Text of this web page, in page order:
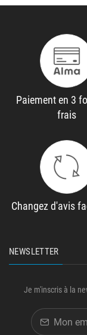
Paiement en 3
frais
Changez d'avis
NEWSLETTER
Je m'inscris à la